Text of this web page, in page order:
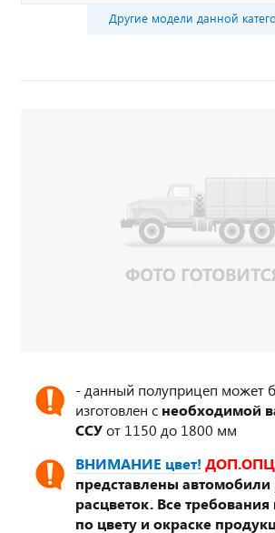
Другие модели данной
- данный полуприцеп может
изготовлен с необходимой
ССУот 1150 до 1800 мм
ВНИМАНИЕ цвет!
представлены
расцветок. Все
по цвету и окраске